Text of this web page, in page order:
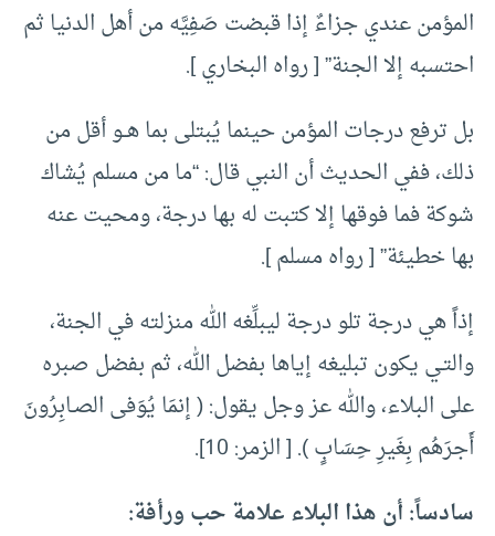
المؤمن عندي جزاءٌ إذا قبضت صَفِيَّه من أهل الدنيا ثم
احتسبه إلا الجنة” [ رواه البخاري ].
بل ترفع درجات المؤمن حينما يُبتلى بما هــو أقل من
ذلك، ففي الحديث أن النبي قال: “ما من مسلم يُشاك
شوكة فما فوقها إلا كتبت له بها درجة، ومحيت عنه
بها خطيئة” [ رواه مسلم ].
إذاً هي درجة تلو درجة ليبلِّغه الله منزلته في الجنة،
والتـي يكون تبليغه إياها بفضل الله، ثم بفضل صبره
على البلاء، والله عز وجل يقول: ( إنمَا يُوَفى الصـابِرُونَ
أَجرَهُم بِغَيرِ حِسَابٍ ). [ الزمر: 10].
سادساً: أن هذا البلاء علامة حب ورأفة: